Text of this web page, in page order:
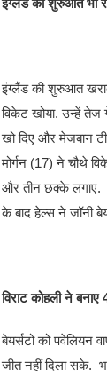
इंग्लैंड की शुरुआत
विकेट खोया. उन्हें तेज
खो दिए और मेजबान
मोर्गन (17) ने चौथे
और तीन छक्के लगाए.
के बाद हेल्स ने जॉनी
विराट कोहली ने बनाए
बेयर्सटो को पवेलियन
जीत नहीं दिला सके.